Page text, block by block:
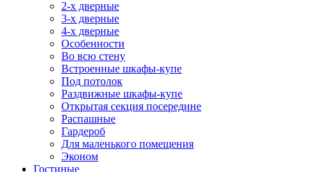
2-х дверные
3-х дверные
4-х дверные
Особенности
Во всю стену
Встроенные шкафы-купе
Под потолок
Раздвижные шкафы-купе
Открытая секция посередине
Распашные
Гардероб
Для маленького помещения
Эконом
Гостиные